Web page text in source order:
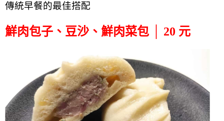
傳統早餐的最佳搭配
鮮肉包子、豆沙、鮮肉菜包 │ 20 元